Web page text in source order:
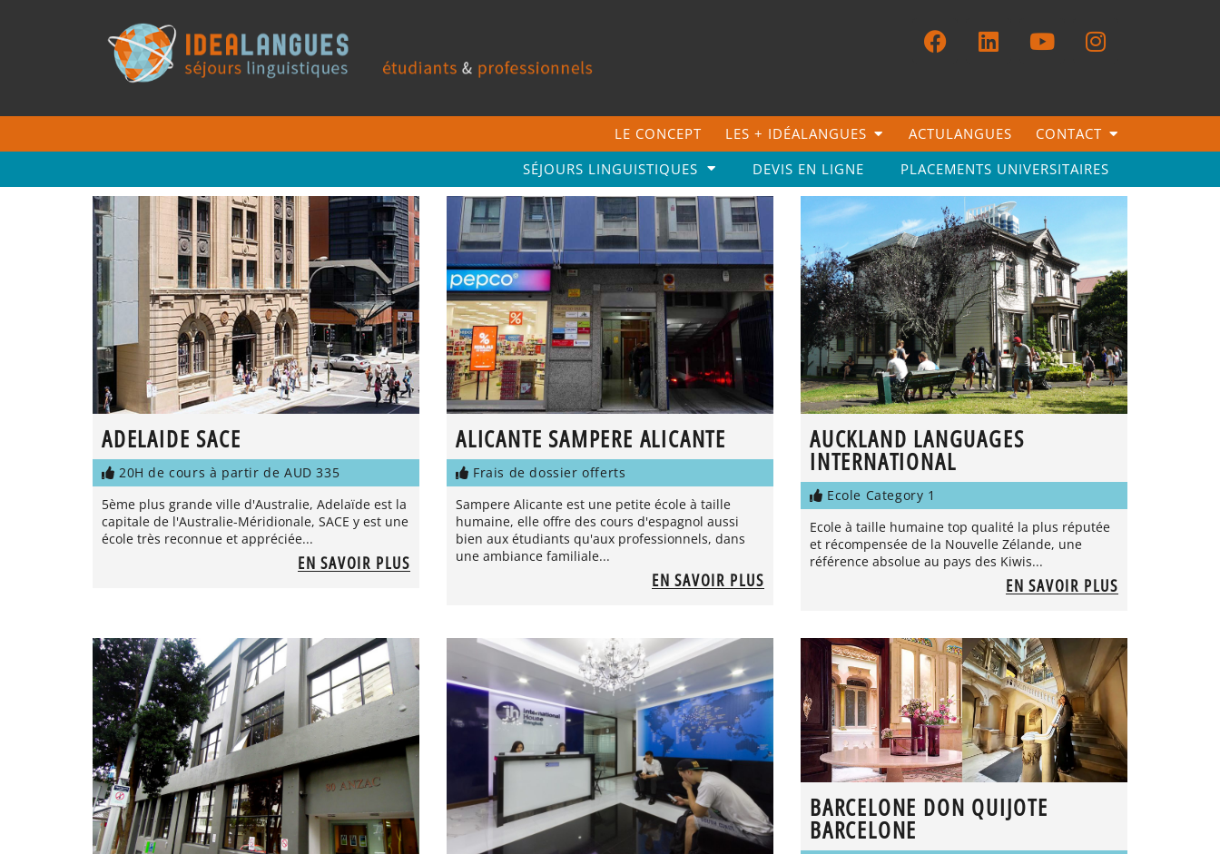
LE CONCEPT LES + IDÉALANGUES ACTULANGUES
CONTACT
SÉJOURS LINGUISTIQUES
DEVIS EN LIGNE PLACEMENTS UNIVERSITAIRES
ADELAIDE SACE
20H de cours à partir de AUD 335
5ème plus grande ville d'Australie, Adelaïde est la
capitale de l'Australie-Méridionale, SACE y est une
école très reconnue et appréciée...
EN SAVOIR PLUS
ALICANTE SAMPERE ALICANTE
Frais de dossier offerts
Sampere Alicante est une petite école à taille
humaine, elle offre des cours d'espagnol aussi
bien aux étudiants qu'aux professionnels, dans
une ambiance familiale...
EN SAVOIR PLUS
AUCKLAND LANGUAGES
INTERNATIONAL
Ecole Category 1
Ecole à taille humaine top qualité la plus réputée
et récompensée de la Nouvelle Zélande, une
référence absolue au pays des Kiwis...
EN SAVOIR PLUS
BARCELONE DON QUIJOTE
BARCELONE